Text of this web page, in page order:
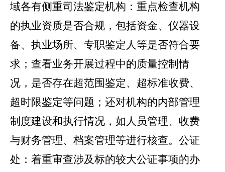
域各有侧重司法鉴定机构：重点检查机构
的执业资质是否合规，包括资金、仪器设
备、执业场所、专职鉴定人等是否符合要
求；查看业务开展过程中的质量控制情
况，是否存在超范围鉴定、超标准收费、
超时限鉴定等问题；还对机构的内部管理
制度建设和执行情况，如人员管理、收费
与财务管理、档案管理等进行核查。公证
处：着重审查涉及标的较大公证事项的办